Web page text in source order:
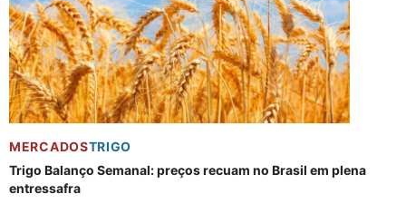
MERCADOSTRIGO
Trigo Balanço Semanal: preços recuam no Brasil em plena
entressafra